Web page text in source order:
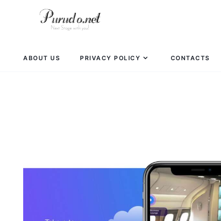
ABOUT US PRIVACY POLICY CONTACTS